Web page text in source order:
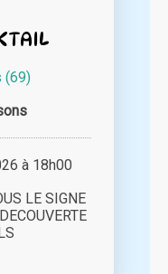
(69)
à 18h00
LE SIGNE